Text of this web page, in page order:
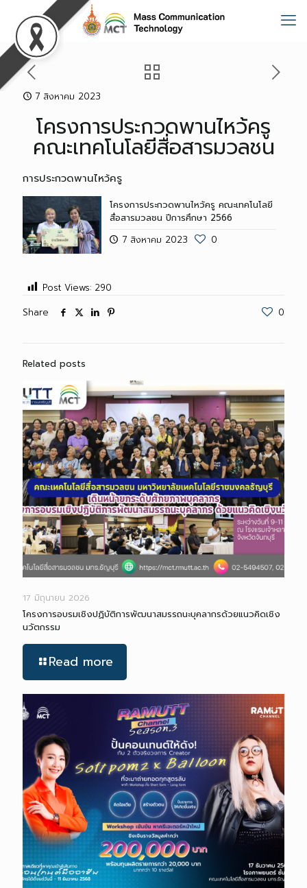
7 สิงหาคม 2023
โครงการประกวดพานไหว้ครู
คณะเทคโนโลยีสื่อสารมวลชน
การประกวดพานไหว้ครู
โครงการประกวดพานไหว้ครู คณะเทคโนโลยี
สื่อสารมวลชน ปีการศึกษา 2566
7 สิงหาคม 2023
0
Post Views: 290
Share
0
Related posts
17 มิถุนายน 2026
โครงการอบรมเชิงปฏิบัติการพัฒนาสมรรถนะบุคลากรด้วยแนวคิดเชิง
นวัตกรรม
Read more